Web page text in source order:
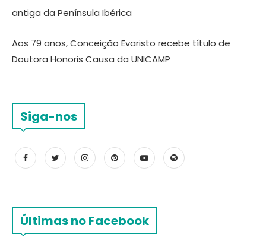
antiga da Península Ibérica
Aos 79 anos, Conceição Evaristo recebe título de
Doutora Honoris Causa da UNICAMP
Siga-nos
Últimas no Facebook